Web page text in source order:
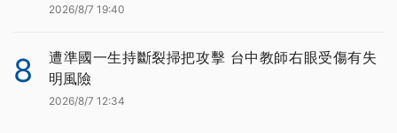
2026/8/7 19:40
8
遭準國一生持斷裂掃把攻擊 台中教師右眼受傷有失
明風險
2026/8/7 12:34